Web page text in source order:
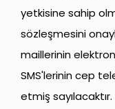
yetkisine sahip
sözleşmesini
maillerinin
SMS'lerinin cep
etmiş sayılacaktır.